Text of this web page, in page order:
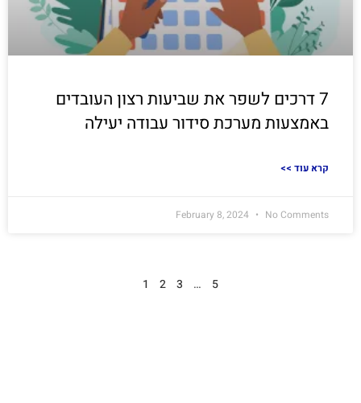
7 דרכים לשפר את שביעות רצון העובדים
באמצעות מערכת סידור עבודה יעילה
<< קרא עוד
February 8, 2024 No Comments
1 2 3 … 5